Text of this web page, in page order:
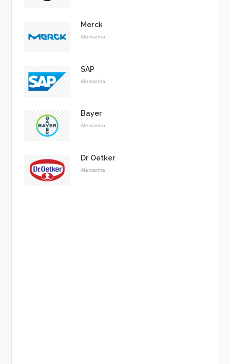
Merck
Alemanha
SAP
Alemanha
Bayer
Alemanha
Dr Oetker
Alemanha